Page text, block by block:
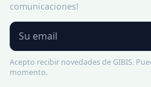
comunicaciones!
Acepto recibir novedades de GIBIS.
momento.